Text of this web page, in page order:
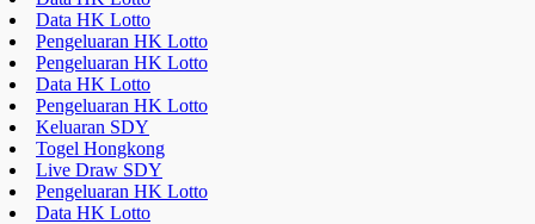
Data HK Lotto
Pengeluaran HK Lotto
Pengeluaran HK Lotto
Data HK Lotto
Pengeluaran HK Lotto
Keluaran SDY
Togel Hongkong
Live Draw SDY
Pengeluaran HK Lotto
Data HK Lotto